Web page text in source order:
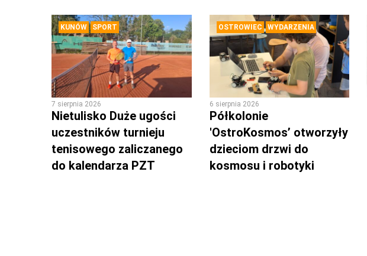
KUNÓW SPORT
7 sierpnia 2026
Nietulisko Duże ugości
uczestników turnieju
tenisowego zaliczanego
do kalendarza PZT
OSTROWIEC WYDARZENIA
6 sierpnia 2026
Półkolonie
'OstroKosmos’ otworzyły
dzieciom drzwi do
kosmosu i robotyki